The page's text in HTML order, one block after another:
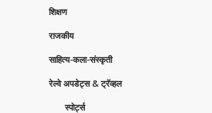
शिक्षण
राजकीय
साहित्य-कला-संस्कृती
रेल्वे अपडेट्स & ट्रॅव्हल
स्पोर्ट्स